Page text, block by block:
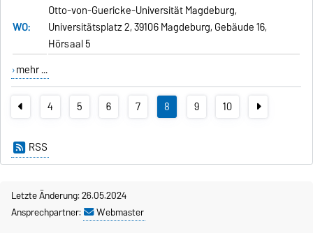
WO:
Otto-von-Guericke-Universität Magdeburg,
Universitätsplatz 2, 39106 Magdeburg, Gebäude 16,
Hörsaal 5
mehr ...
4 5 6 7 8 9 10
RSS
Letzte Änderung: 26.05.2024
Ansprechpartner:
Webmaster